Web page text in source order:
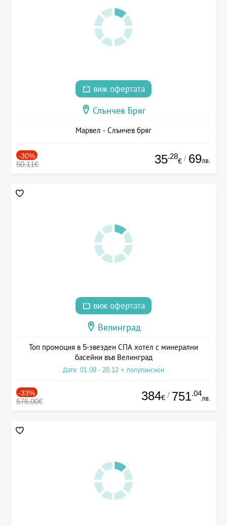
виж офертата
Слънчев Бряг
Марвел - Слънчев бряг
-30%
50.11€ 35.28
€ / 69лв.
виж офертата
Велинград
Топ промоция в 5-звезден СПА хотел с минерални
басейни във Велинград
Дата: 01.09 - 20.12 + полупансион
-33%
576.00€ 384€ / 751.04
лв.